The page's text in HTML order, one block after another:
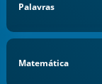
Palavras
Matemática